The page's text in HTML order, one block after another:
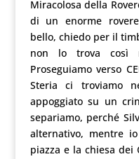
Miracolosa della
di un enorme
bello, chiedo per il
non lo trova così
Proseguiamo verso
Steria ci troviamo
appoggiato su un
separiamo, perché
alternativo, mentre
piazza e la chiesa